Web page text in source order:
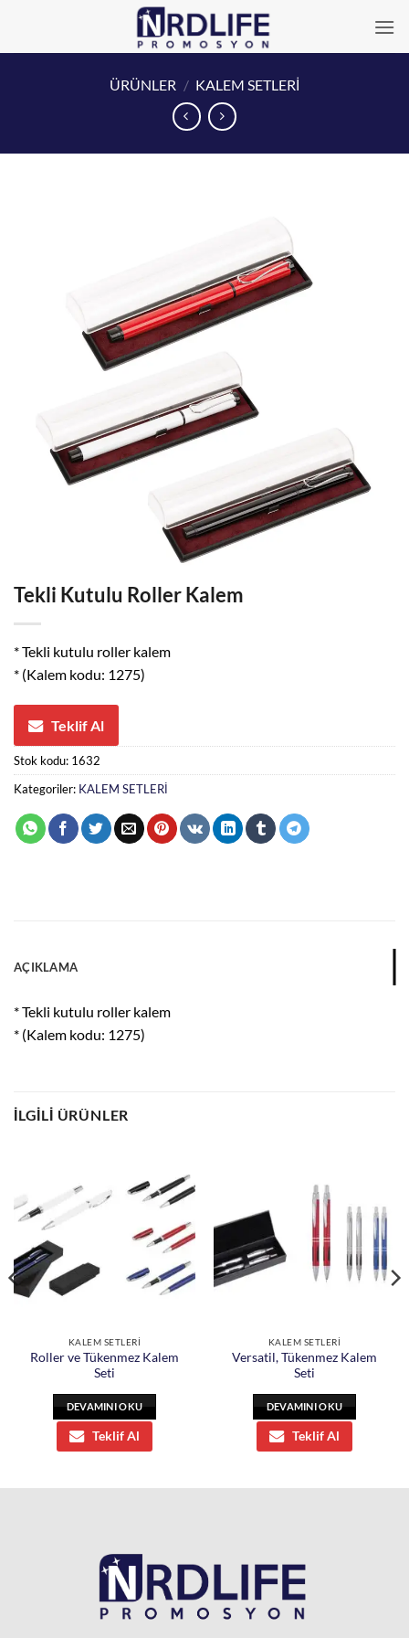
ÜRÜNLER / KALEM SETLERİ
Tekli Kutulu Roller Kalem
* Tekli kutulu roller kalem
* (Kalem kodu: 1275)
Teklif Al
Stok kodu: 1632
Kategoriler: KALEM SETLERİ
AÇIKLAMA
* Tekli kutulu roller kalem
* (Kalem kodu: 1275)
İLGILI ÜRÜNLER
KALEM SETLERİ
Roller ve Tükenmez Kalem
Seti
DEVAMINI OKU
Teklif Al
KALEM SETLERİ
Versatil, Tükenmez Kalem
Seti
DEVAMINI OKU
Teklif Al